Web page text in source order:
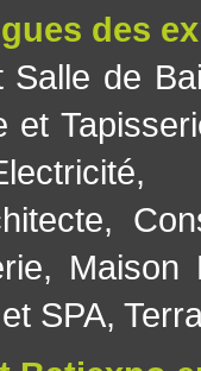
des
Salle de
et
,
, Maison
SPA,